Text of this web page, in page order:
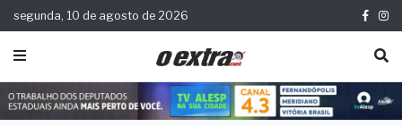
segunda, 10 de agosto de 2026